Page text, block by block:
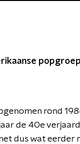
rond
de 40e
dus wat eerder